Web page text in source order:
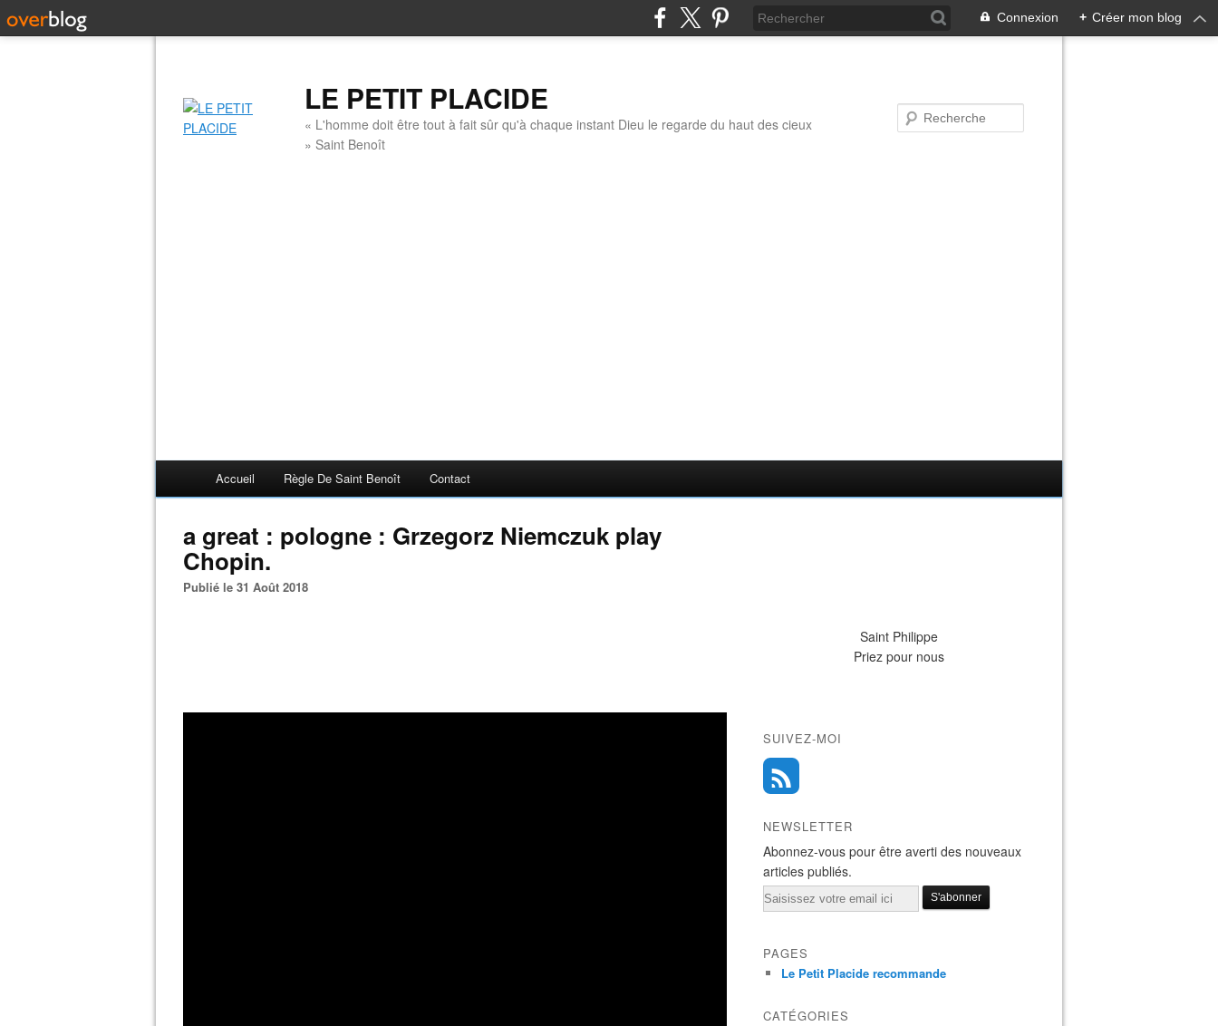
Connexion + Créer mon blog
LE PETIT PLACIDE
« L'homme doit être tout à fait sûr qu'à chaque instant Dieu le regarde du haut des cieux
» Saint Benoît
Accueil Règle De Saint Benoît Contact
a great : pologne : Grzegorz Niemczuk play
Chopin.
Publié le 31 Août 2018
Saint Philippe
Priez pour nous
SUIVEZ-MOI
NEWSLETTER
Abonnez-vous pour être averti des nouveaux
articles publiés.
Email
PAGES
Le Petit Placide recommande
CATÉGORIES